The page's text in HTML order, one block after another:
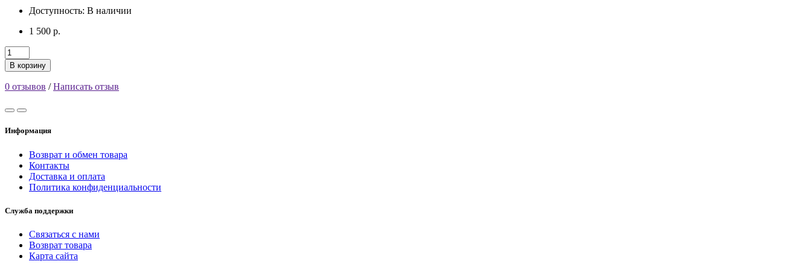
Доступность: В наличии
1 500 р.
В корзину
0 отзывов /Написать отзыв
Информация
Возврат и обмен товара
Контакты
Доставка и оплата
Политика конфиденциальности
Служба поддержки
Связаться с нами
Возврат товара
Карта сайта